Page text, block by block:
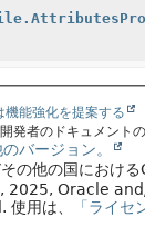
能強化を提案する
発者のドキュメントの
バージョン。
の他の国におけ
Oracle
使用は、 「ライセ